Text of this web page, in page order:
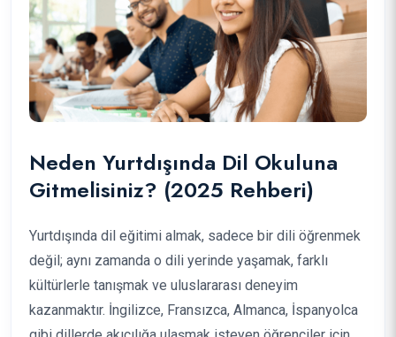
Neden Yurtdışında Dil Okuluna
Gitmelisiniz? (2025 Rehberi)
Yurtdışında dil eğitimi almak, sadece bir dili öğrenmek
değil; aynı zamanda o dili yerinde yaşamak, farklı
kültürlerle tanışmak ve uluslararası deneyim
kazanmaktır. İngilizce, Fransızca, Almanca, İspanyolca